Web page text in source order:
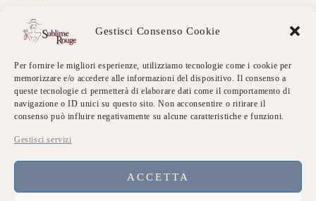
Gestisci Consenso Cookie
Per fornire le migliori esperienze, utilizziamo tecnologie come i cookie per
memorizzare e/o accedere alle informazioni del dispositivo. Il consenso a
queste tecnologie ci permetterà di elaborare dati come il comportamento di
navigazione o ID unici su questo sito. Non acconsentire o ritirare il
consenso può influire negativamente su alcune caratteristiche e funzioni.
Gestisci servizi
ACCETTA
Contatti
Accedi
74020 Montemesola (TA)